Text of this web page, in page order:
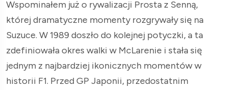
Wspominałem już o rywalizacji Prosta z Senną,
której dramatyczne momenty rozgrywały się na
Suzuce. W 1989 doszło do kolejnej potyczki, a ta
zdefiniowała okres walki w McLarenie i stała się
jednym z najbardziej ikonicznych momentów w
historii F1. Przed GP Japonii, przedostatnim